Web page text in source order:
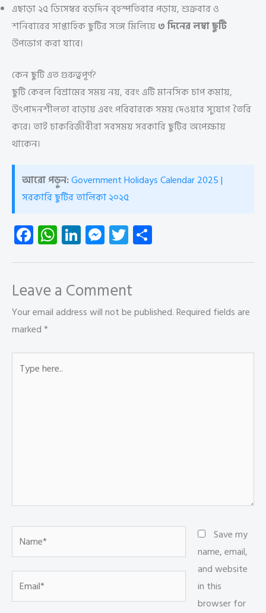
এছাড়া ২৫ ডিসেম্বর বড়দিন বৃহস্পতিবার পড়ায়, শুক্রবার ও
শনিবারের সাপ্তাহিক ছুটির সঙ্গে মিলিয়ে৩ দিনের লম্বা ছুটি
উপভোগ করা যাবে।
কেন ছুটি এত গুরুত্বপূর্ণ?
ছুটি কেবল বিশ্রামের সময় নয়, বরং এটি মানসিক চাপ কমায়,
উৎপাদনশীলতা বাড়ায় এবং পরিবারকে সময় দেওয়ার সুযোগ তৈরি
করে। তাই চাকরিজীবীরা সবসময় সরকারি ছুটির অপেক্ষায়
থাকেন।
আরো পড়ুন:Government Holidays Calendar 2025 |
সরকারি ছুটির তালিকা ২০২৫
Fa
ce
b
o
ok
W
ha
ts
A
p
Li
nk
e
dI
n
M
es
se
n
g
T
wi
tt
er
ha
re
Leave a Comment
Your email address will not be published.Required fields are
marked*
here..
Save my
name, email,
and website
in this
browser for